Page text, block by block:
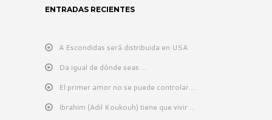
ENTRADAS RECIENTES
A Escondidas será distribuida en USA
Da igual de dónde seas …
El primer amor no se puede controlar …
Ibrahim (Adil Koukouh) tiene que vivir …